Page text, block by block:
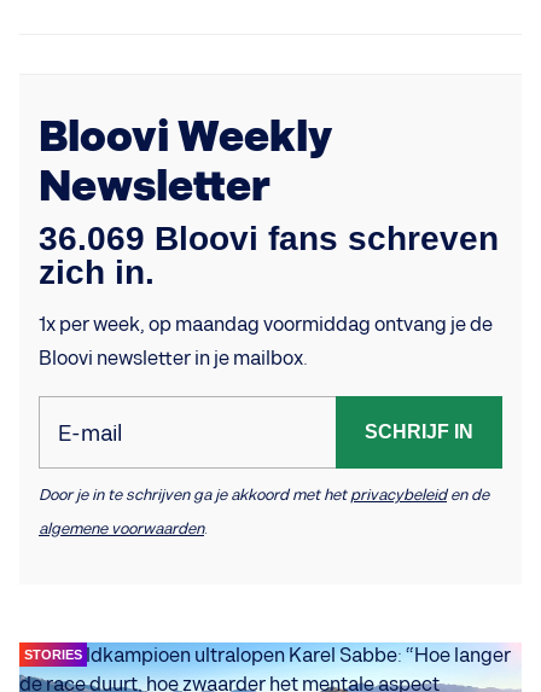
Bloovi Weekly
Newsletter
36.069 Bloovi fans schreven
zich in.
1x per week, op maandag voormiddag ontvang je de
Bloovi newsletter in je mailbox.
E-mail SCHRIJF IN
Door je in te schrijven ga je akkoord met hetprivacybeleiden de
algemene voorwaarden.
STORIES